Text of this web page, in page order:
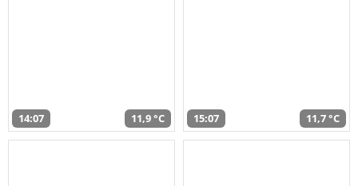
14:07 11,9 °C 15:07 11,7 °C